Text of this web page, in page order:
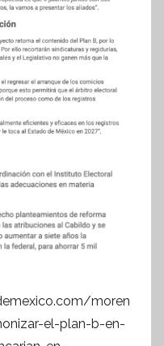
moren
el-plan-b-en-